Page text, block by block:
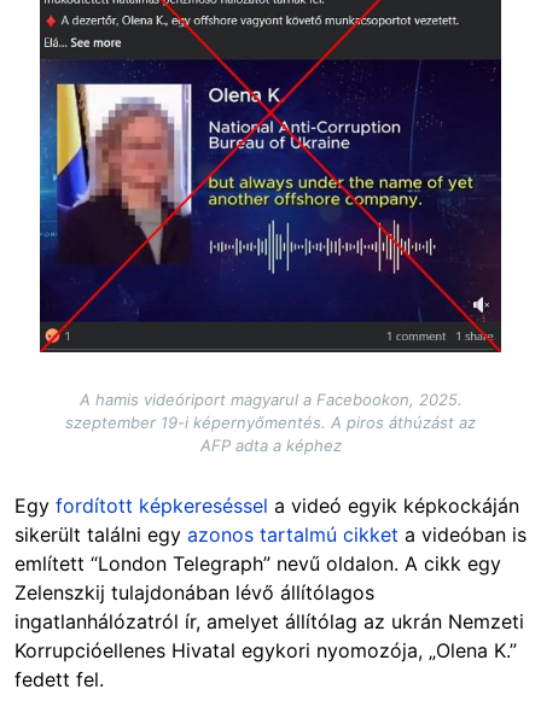
A hamis videóriport magyarul a Facebookon, 2025.
szeptember 19-i képernyőmentés. A piros áthúzást az
AFP adta a képhez
Egy fordított képkereséssel a videó egyik képkockáján
sikerült találni egy azonos tartalmú cikket a videóban is
említett “London Telegraph” nevű oldalon. A cikk egy
Zelenszkij tulajdonában lévő állítólagos
ingatlanhálózatról ír, amelyet állítólag az ukrán Nemzeti
Korrupcióellenes Hivatal egykori nyomozója, „Olena K.”
fedett fel.